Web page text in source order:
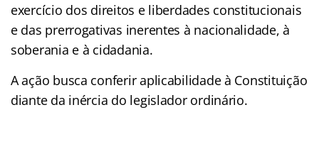
exercício dos direitos e liberdades constitucionais
e das prerrogativas inerentes à nacionalidade, à
soberania e à cidadania.
A ação busca conferir aplicabilidade à Constituição
diante da inércia do legislador ordinário.